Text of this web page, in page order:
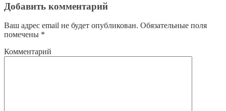
Добавить комментарий
Ваш адрес email не будет опубликован. Обязательные поля
помечены *
Комментарий